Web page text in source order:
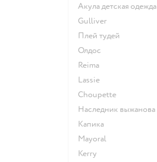
Акула детская одежда
Gulliver
Плей тудей
Олдос
Reima
Lassie
Choupette
Наследник выжанова
Капика
Mayoral
Kerry